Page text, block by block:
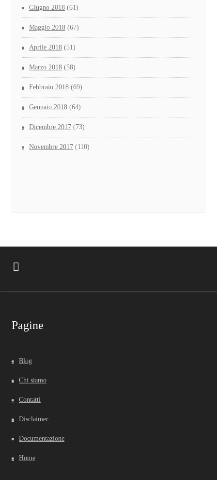
Giugno 2018 (61)
Maggio 2018 (67)
Aprile 2018 (51)
Marzo 2018 (58)
Febbraio 2018 (69)
Gennaio 2018 (64)
Dicembre 2017 (73)
Novembre 2017 (110)
Pagine
Blog
Chi siamo
Contatti
Disclaimer
Documentazione
Home